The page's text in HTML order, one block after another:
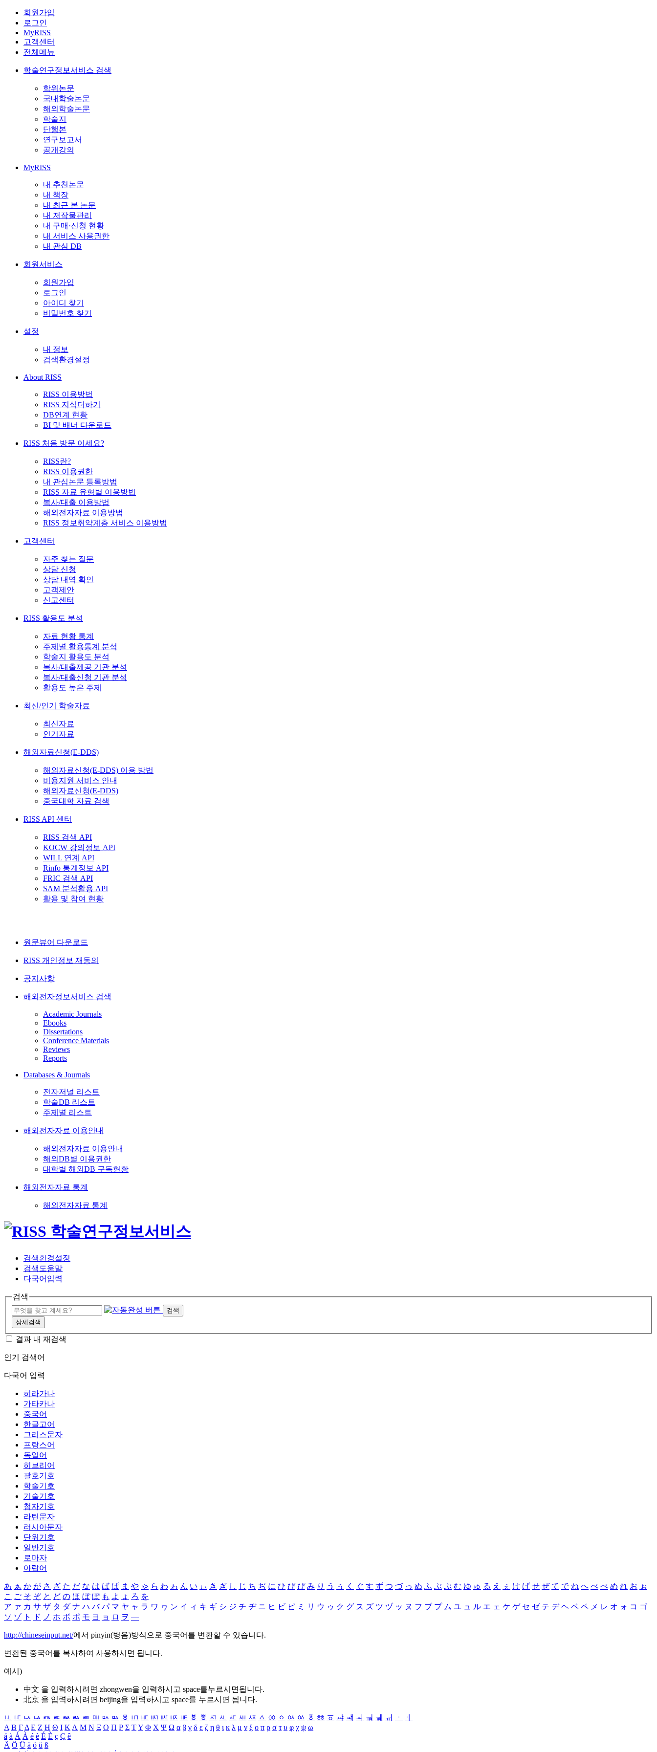
회원가입
로그인
MyRISS
고객센터
전체메뉴
학술연구정보서비스 검색
학위논문
국내학술논문
해외학술논문
학술지
단행본
연구보고서
공개강의
MyRISS
내 추천논문
내 책장
내 최근 본 논문
내 저작물관리
내 구매·신청 현황
내 서비스 사용권한
내 관심 DB
회원서비스
회원가입
로그인
아이디 찾기
비밀번호 찾기
설정
내 정보
검색환경설정
About RISS
RISS 이용방법
RISS 지식더하기
DB연계 현황
BI 및 배너 다운로드
RISS 처음 방문 이세요?
RISS란?
RISS 이용권한
내 관심논문 등록방법
RISS 자료 유형별 이용방법
복사/대출 이용방법
해외전자자료 이용방법
RISS 정보취약계층 서비스 이용방법
고객센터
자주 찾는 질문
상담 신청
상담 내역 확인
고객제안
신고센터
RISS 활용도 분석
자료 현황 통계
주제별 활용통계 분석
학술지 활용도 분석
복사/대출제공 기관 분석
복사/대출신청 기관 분석
활용도 높은 주제
최신/인기 학술자료
최신자료
인기자료
해외자료신청(E-DDS)
해외자료신청(E-DDS) 이용 방법
비용지원 서비스 안내
해외자료신청(E-DDS)
중국대학 자료 검색
RISS API 센터
RISS 검색 API
KOCW 강의정보 API
WILL 연계 API
Rinfo 통계정보 API
FRIC 검색 API
SAM 분석활용 API
활용 및 참여 현황
원문뷰어 다운로드
RISS 개인정보 재동의
공지사항
해외전자정보서비스 검색
Academic Journals
Ebooks
Dissertations
Conference Materials
Reviews
Reports
Databases & Journals
전자저널 리스트
학술DB 리스트
주제별 리스트
해외전자자료 이용안내
해외전자자료 이용안내
해외DB별 이용권한
대학별 해외DB 구독현황
해외전자자료 통계
해외전자자료 통계
검색환경설정
검색도움말
다국어입력
검색
검색
상세검색
결과 내 재검색
인기 검색어
다국어 입력
히라가나
가타카나
중국어
한글고어
그리스문자
프랑스어
독일어
히브리어
괄호기호
학술기호
기술기호
첨자기호
라틴문자
러시아문자
단위기호
일반기호
로마자
아랍어
あ ぁ か が さ ざ た だ な は ば ぱ ま や ゃ ら わ ゎ ん い ぃ き ぎ し じ ち ぢ に ひ び ぴ み り う ぅ く ぐ す ず つ づ っ ぬ ふ ぶ ぷ む ゆ ゅ る え ぇ け げ せ ぜ て で ね へ べ ぺ め れ お ぉ
こ ご そ ぞ と ど の ほ ぼ ぽ も よ ょ ろ を
ア ァ カ サ ザ タ ダ ナ ハ バ パ マ ヤ ャ ラ ワ ヮ ン イ ィ キ ギ シ ジ チ ヂ ニ ヒ ビ ピ ミ リ ウ ゥ ク グ ス ズ ツ ヅ ッ ヌ フ ブ プ ム ユ ュ ル エ ェ ケ ゲ セ ゼ テ デ ヘ ベ ペ メ レ オ ォ コ ゴ
ソ ゾ ト ド ノ ホ ボ ポ モ ヨ ョ ロ ヲ ―
http://chineseinput.net/에서 pinyin(병음)방식으로 중국어를 변환할 수 있습니다.
변환된 중국어를 복사하여 사용하시면 됩니다.
예시)
中文 을 입력하시려면 zhongwen을 입력하시고 space를누르시면됩니다.
北京 을 입력하시려면 beijing을 입력하시고 space를 누르시면 됩니다.
ㅥ ㅦ ㅧ ㅨ ㅩ ㅪ ㅫ ㅬ ㅭ ㅮ ㅯ ㅰ ㅱ ㅲ ㅳ ㅴ ㅵ ㅶ ㅷ ㅸ ㅹ ㅺ ㅻ ㅼ ㅽ ㅾ ㅿ ㆀ ㆁ ㆂ ㆃ ㆄ ㆅ ㆆ ㆇ ㆈ ㆉ ㆊ ㆋ ㆌ ㆍ
ㆎ
Α Β ΓΔ Ε Ζ Η Θ Ι ΚΛ Μ Ν Ξ Ο Π Ρ Σ ΤΥ Φ Χ Ψ Ω α β γ δ ε ζ η θ ι κ λ μ ν ξ ο π ρ σ τ υ φ χ ψ ω
á à Á À é è É È ç Ç ê
Ä Ö Ü ä ö ü ß